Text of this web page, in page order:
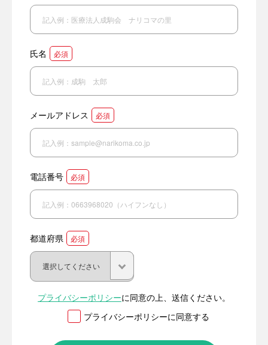
氏名 必須
メールアドレス 必須
電話番号 必須
都道府県 必須
プライバシーポリシーに同意の上、送信ください。
プライバシーポリシーに同意する